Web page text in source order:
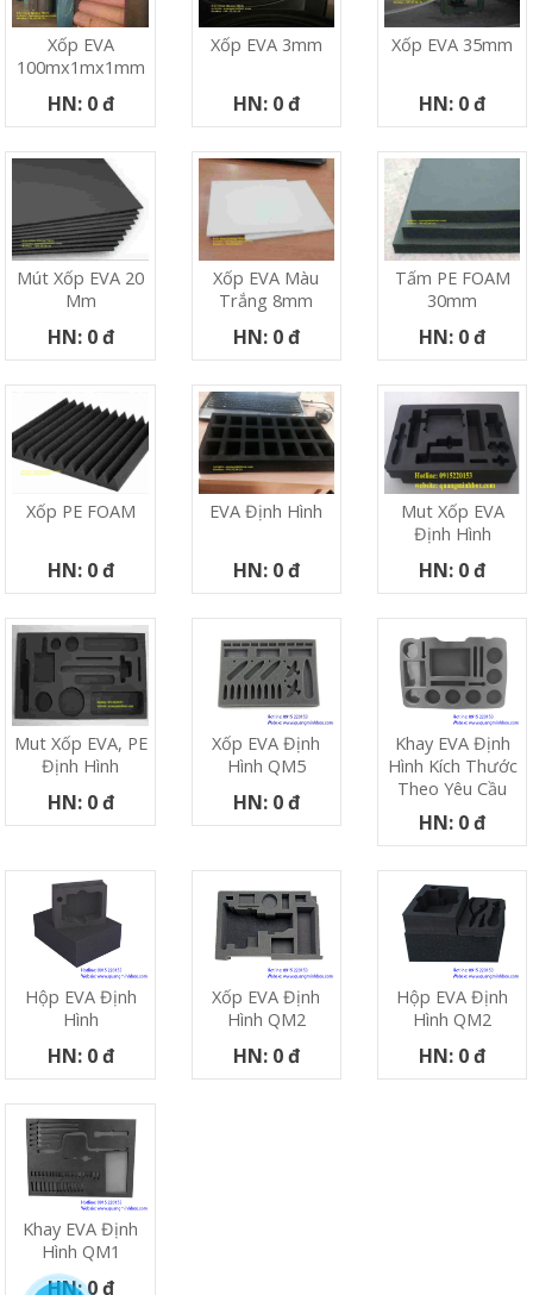
Xốp EVA
100mx1mx1mm
HN: 0 đ
Xốp EVA 3mm
HN: 0 đ
Xốp EVA 35mm
HN: 0 đ
Mút Xốp EVA 20
Mm
HN: 0 đ
Xốp EVA Màu
Trắng 8mm
HN: 0 đ
Tấm PE FOAM
30mm
HN: 0 đ
Xốp PE FOAM
HN: 0 đ
EVA Định Hình
HN: 0 đ
Mut Xốp EVA
Định Hình
HN: 0 đ
Mut Xốp EVA, PE
Định Hình
HN: 0 đ
Xốp EVA Định
Hình QM5
HN: 0 đ
Khay EVA Định
Hình Kích Thước
Theo Yêu Cầu
HN: 0 đ
Hộp EVA Định
Hình
HN: 0 đ
Xốp EVA Định
Hình QM2
HN: 0 đ
Hộp EVA Định
Hình QM2
HN: 0 đ
Khay EVA Định
Hình QM1
HN: 0 đ